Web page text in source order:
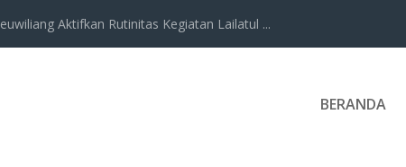
Aktifkan Rutinitas Kegiatan Lailatul ...
BERANDA